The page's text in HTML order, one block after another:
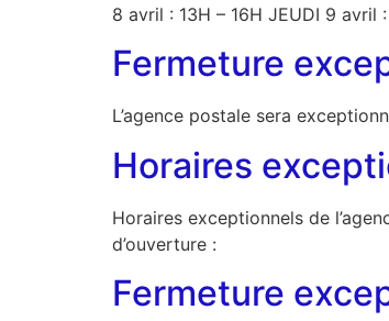
8 avril : 13H – 16H JEUDI 9 avril
Fermeture
L’agence postale sera
Horaires
Horaires exceptionnels de
d’ouverture :
Fermeture